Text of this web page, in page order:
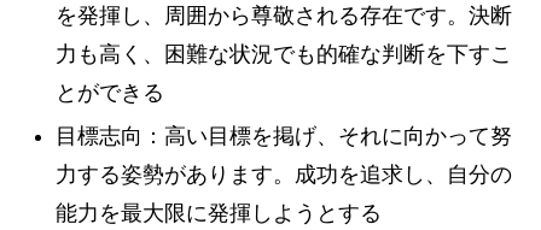
を発揮し、周囲から尊敬される存在です。決断
力も高く、困難な状況でも的確な判断を下すこ
とができる
目標志向：高い目標を掲げ、それに向かって努
力する姿勢があります。成功を追求し、自分の
能力を最大限に発揮しようとする